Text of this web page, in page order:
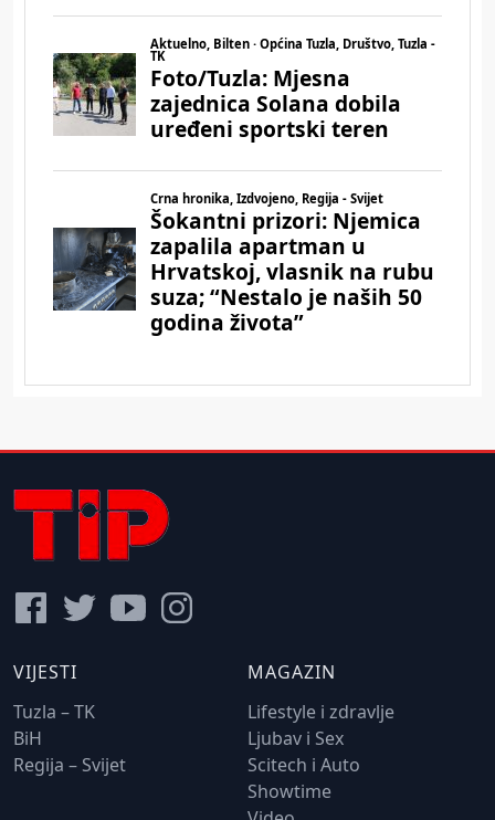
VIJESTI
Tuzla – TK
BiH
Regija – Svijet
MAGAZIN
Lifestyle i zdravlje
Ljubav i Sex
Scitech i Auto
Showtime